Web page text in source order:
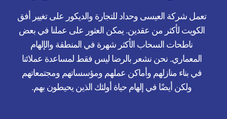
تعمل شركة العيسى وحداد للتجارة والديكور على تغيير أفق
الكويت لأكثر من عقدين. يمكن العثور على عملنا في بعض
ناطحات السحاب الأكثر شهرة في المنطقة والإلهام
المعماري. نحن نشعر بالرضا ليس فقط لمساعدة عملائنا
في بناء منازلهم وأماكن عملهم ومؤسساتهم ومجتمعاتهم
ولكن أيضًا في إلهام حياة أولئك الذين يحيطون بهم.